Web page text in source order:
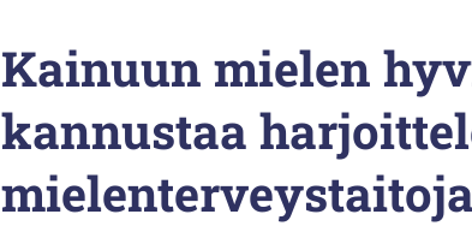
Kainuun mielen
kannustaa